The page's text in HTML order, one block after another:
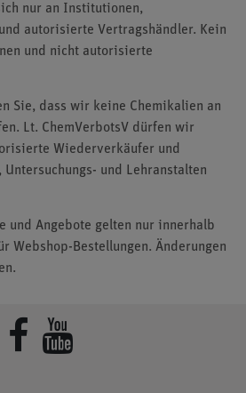
nur an Institutionen,
autorisierte Vertragshändler. Kein
und nicht autorisierte
Sie, dass wir keine Chemikalien an
Lt. ChemVerbotsV dürfen wir
Wiederverkäufer und
und Lehranstalten
und Angebote gelten nur innerhalb
Webshop-Bestellungen. Änderungen